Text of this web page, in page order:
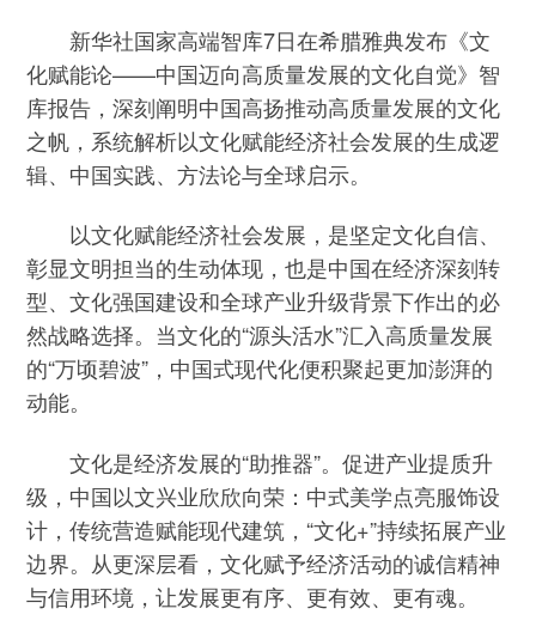
新华社国家高端智库7日在希腊雅典发布《文
化赋能论——中国迈向高质量发展的文化自觉》智
库报告，深刻阐明中国高扬推动高质量发展的文化
之帆，系统解析以文化赋能经济社会发展的生成逻
辑、中国实践、方法论与全球启示。
以文化赋能经济社会发展，是坚定文化自信、
彰显文明担当的生动体现，也是中国在经济深刻转
型、文化强国建设和全球产业升级背景下作出的必
然战略选择。当文化的“源头活水”汇入高质量发展
的“万顷碧波”，中国式现代化便积聚起更加澎湃的
动能。
文化是经济发展的“助推器”。促进产业提质升
级，中国以文兴业欣欣向荣：中式美学点亮服饰设
计，传统营造赋能现代建筑，“文化+”持续拓展产业
边界。从更深层看，文化赋予经济活动的诚信精神
与信用环境，让发展更有序、更有效、更有魂。